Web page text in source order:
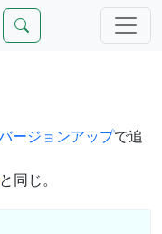
ージョンアップで追
と同じ。